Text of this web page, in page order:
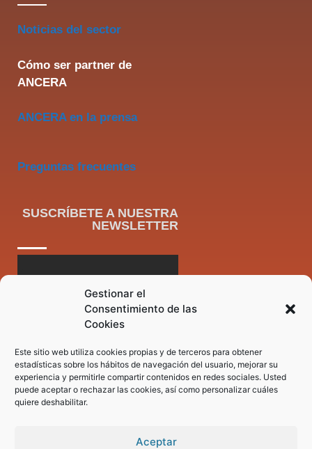
Gestionar el
Consentimiento de las
Cookies
Este sitio web utiliza cookies propias y de terceros para obtener
estadísticas sobre los hábitos de navegación del usuario, mejorar su
experiencia y permitirle compartir contenidos en redes sociales. Usted
puede aceptar o rechazar las cookies, así como personalizar cuáles
quiere deshabilitar.
Aceptar
Noticias del sector
Cómo ser partner de
ANCERA
ANCERA en la prensa
Preguntas frecuentes
SUSCRÍBETE A NUESTRA
NEWSLETTER